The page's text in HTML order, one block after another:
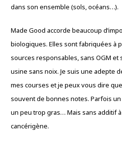
dans son ensemble (sols, océans…).
Made Good accorde beaucoup
biologiques. Elles sont fabriquées à
sources responsables, sans OGM et
usine sans noix. Je suis une adepte
mes courses et je peux vous dire
souvent de bonnes notes. Parfois
un peu trop gras… Mais sans additif
cancérigène.